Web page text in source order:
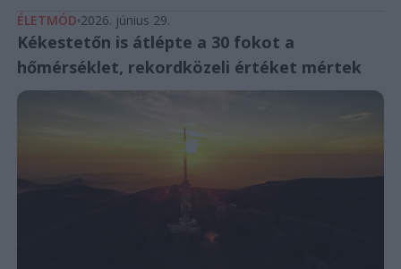
ÉLETMÓD 2026. június 29.
Kékestetőn is átlépte a 30 fokot a
hőmérséklet, rekordközeli értéket mértek